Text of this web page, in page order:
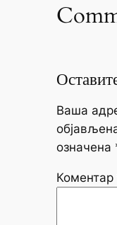
Ваша
означена
Коментар